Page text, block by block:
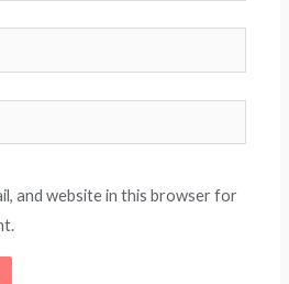
and website in this browser for